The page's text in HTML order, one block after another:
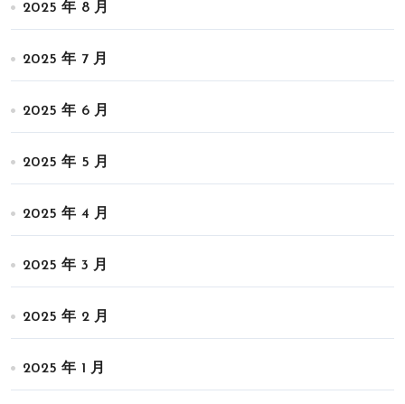
2025 年 8 月
2025 年 7 月
2025 年 6 月
2025 年 5 月
2025 年 4 月
2025 年 3 月
2025 年 2 月
2025 年 1 月